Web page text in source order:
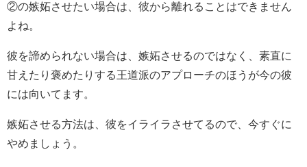
②の嫉妬させたい場合は、彼から離れることはできません
よね。
彼を諦められない場合は、嫉妬させるのではなく、素直に
甘えたり褒めたりする王道派のアプローチのほうが今の彼
には向いてます。
嫉妬させる方法は、彼をイライラさせてるので、今すぐに
やめましょう。